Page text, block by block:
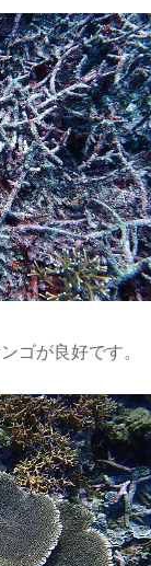
ゴが良好です。